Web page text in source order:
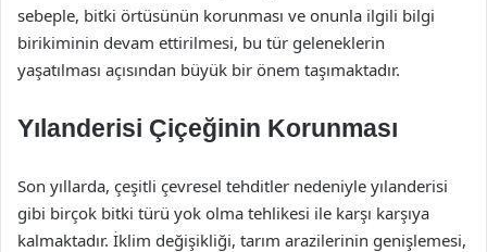
sebeple, bitki örtüsünün korunması ve onunla ilgili bilgi
birikiminin devam ettirilmesi, bu tür geleneklerin
yaşatılması açısından büyük bir önem taşımaktadır.
Yılanderisi Çiçeğinin Korunması
Son yıllarda, çeşitli çevresel tehditler nedeniyle yılanderisi
gibi birçok bitki türü yok olma tehlikesi ile karşı karşıya
kalmaktadır. İklim değişikliği, tarım arazilerinin genişlemesi,